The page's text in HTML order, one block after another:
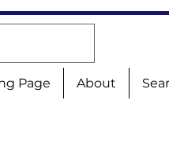
Page About